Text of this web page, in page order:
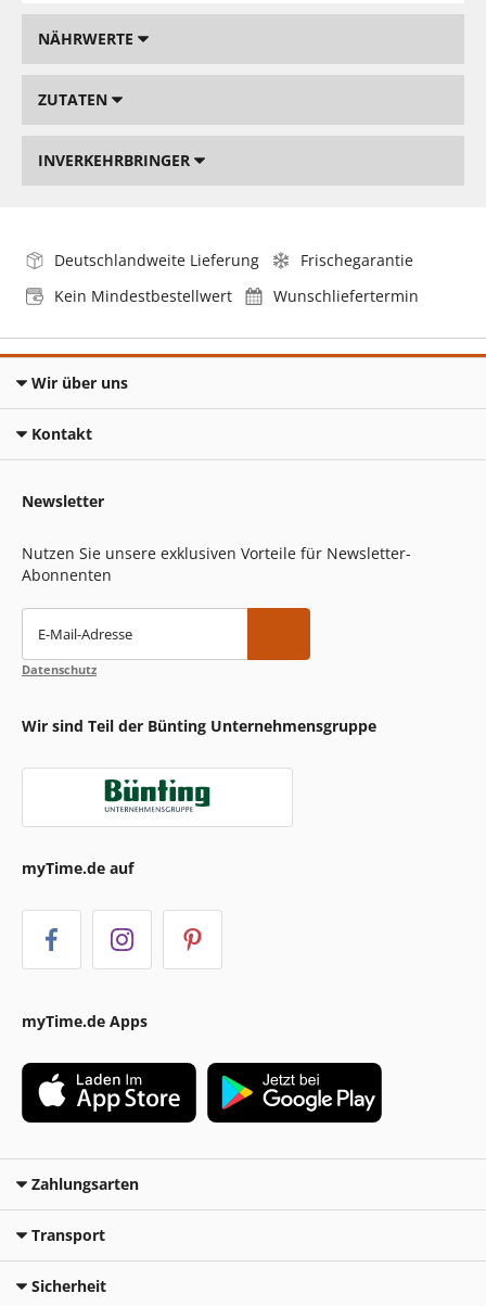
NÄHRWERTE
ZUTATEN
INVERKEHRBRINGER
Deutschlandweite Lieferung
Frischegarantie
Kein Mindestbestellwert
Wunschliefertermin
Wir über uns
Kontakt
Newsletter
Nutzen Sie unsere exklusiven Vorteile für Newsletter-
Abonnenten
E-Mail-Adresse
Datenschutz
Wir sind Teil der Bünting Unternehmensgruppe
myTime.de auf
myTime.de Apps
Zahlungsarten
Transport
Sicherheit